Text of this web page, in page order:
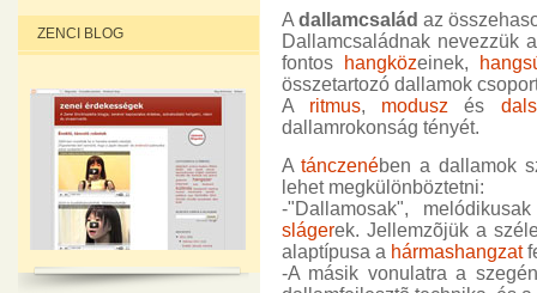
ZENCI BLOG
A dallamcsalád az
Dallamcsaládnak nevezzük
fontos
hangközeinek,
összetartozó dallamok
A ritmus, modusz és
dallamrokonság tényét.
Atánczenében a dallamok
lehet megkülönböztetni:
-"Dallamosak",
slágerek. Jellemzõjük a
alaptípusa a hármashangzat
-A másik vonulatra a